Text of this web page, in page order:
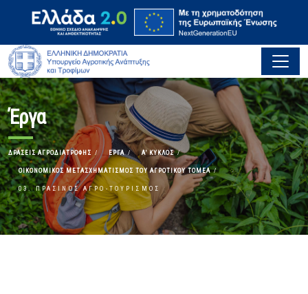
Έργα
ΔΡΆΣΕΙΣ ΑΓΡΟΔΙΑΤΡΟΦΉΣ ΈΡΓΑ Α' ΚΎΚΛΟΣ
ΟΙΚΟΝΟΜΙΚΌΣ ΜΕΤΑΣΧΗΜΑΤΙΣΜΌΣ ΤΟΥ ΑΓΡΟΤΙΚΟΎ ΤΟΜΈΑ
03. ΠΡΆΣΙΝΟΣ ΑΓΡΟ-ΤΟΥΡΙΣΜΌΣ